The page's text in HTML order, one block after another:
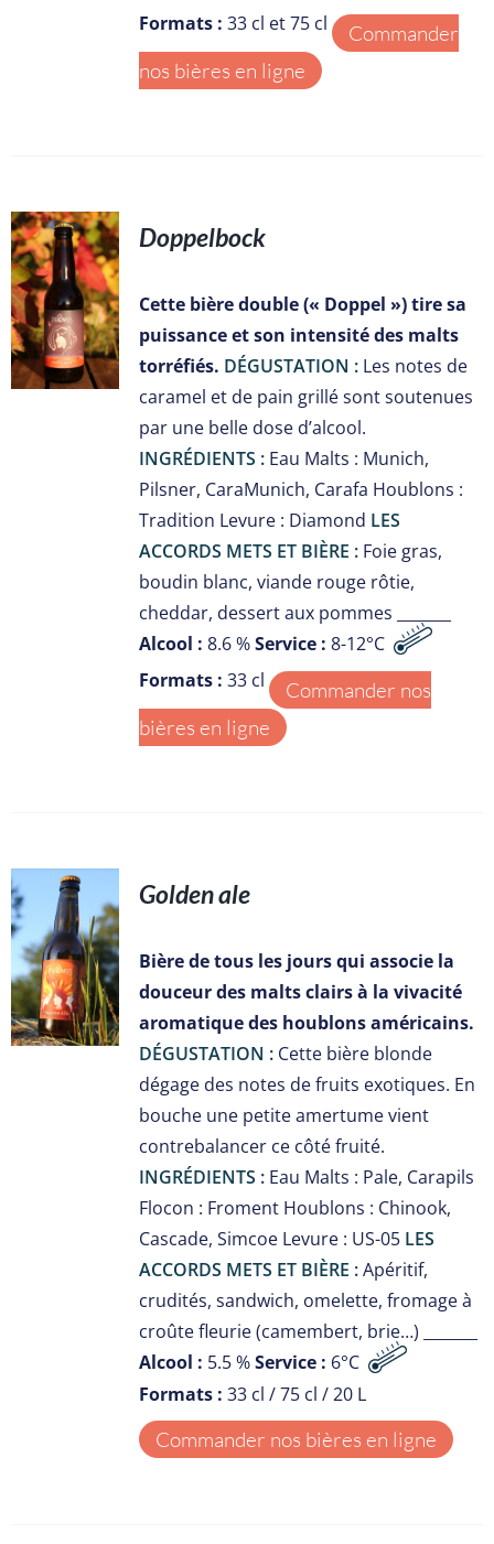
Formats : 33 cl et 75 cl
Commander
nos bières en ligne
Doppelbock
Cette bière double (« Doppel ») tire sa
puissance et son intensité des malts
torréfiés. DÉGUSTATION :Les notes de
caramel et de pain grillé sont soutenues
par une belle dose d’alcool.
INGRÉDIENTS :Eau Malts : Munich,
Pilsner, CaraMunich, Carafa Houblons :
Tradition Levure : Diamond LES
ACCORDS METS ET BIÈRE :Foie gras,
boudin blanc, viande rouge rôtie,
cheddar, dessert aux pommes _______
Alcool : 8.6 %Service : 8-12°C
Formats : 33 cl
Commander nos
bières en ligne
Golden ale
Bière de tous les jours qui associe la
douceur des malts clairs à la vivacité
aromatique des houblons américains.
DÉGUSTATION :Cette bière blonde
dégage des notes de fruits exotiques. En
bouche une petite amertume vient
contrebalancer ce côté fruité.
INGRÉDIENTS :Eau Malts : Pale, Carapils
Flocon : Froment Houblons : Chinook,
Cascade, Simcoe Levure : US-05 LES
ACCORDS METS ET BIÈRE :Apéritif,
crudités, sandwich, omelette, fromage à
croûte fleurie (camembert, brie…) _______
Alcool : 5.5 %Service : 6°C
Formats : 33 cl / 75 cl / 20 L
Commander nos bières en ligne